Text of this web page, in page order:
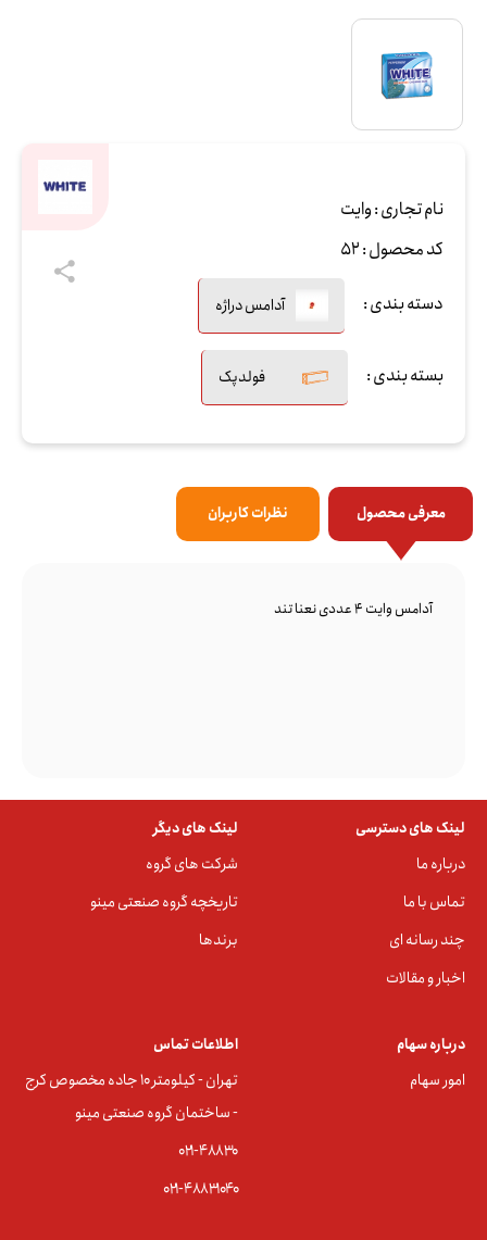
نام تجاری :وایت
کد محصول :52
دسته بندی : آدامس دراژه
بسته بندی : فولدپک
معرفی محصول نظرات کاربران
آدامس وایت 4 عددی نعنا تند
لینک های دسترسی
درباره ما
تماس با ما
چند رسانه ای
اخبار و مقالات
لینک های دیگر
شرکت های گروه
تاریخچه گروه صنعتی مینو
برندها
درباره سهام
امور سهام
اطلاعات تماس
تهران - کیلومتر ۱۰ جاده مخصوص کرج
- ساختمان گروه صنعتی مینو
۰۲۱-۴۸۸۳0
۰۲۱-۴۸۸۳۱۰۴۰